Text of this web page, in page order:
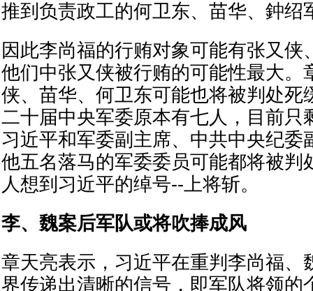
推到负责政工的何卫东、苗华、鈡绍
因此李尚福的行贿对象可能有张又侠
他们中张又侠被行贿的可能性最大。
侠、苗华、何卫东可能也将被判处死
二十届中央军委原本有七人，目前只
习近平和军委副主席、中共中央纪委
他五名落马的军委委员可能都将被判
人想到习近平的绰号--上将斩。
李、魏案后军队或将吹捧成风
章天亮表示，习近平在重判李尚福、
界传递出清晰的信号，即军队将领的